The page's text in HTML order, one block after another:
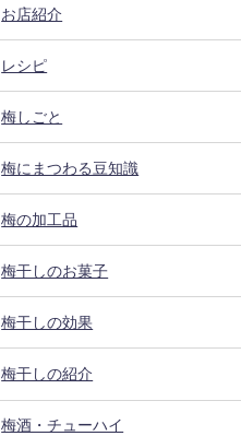
お店紹介
レシピ
梅しごと
梅にまつわる豆知識
梅の加工品
梅干しのお菓子
梅干しの効果
梅干しの紹介
梅酒・チューハイ